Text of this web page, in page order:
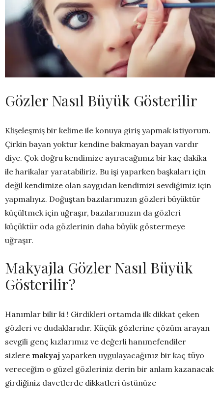
Gözler Nasıl Büyük Gösterilir
Klişeleşmiş bir kelime ile konuya giriş yapmak istiyorum.
Çirkin bayan yoktur kendine bakmayan bayan vardır
diye. Çok doğru kendimize ayıracağımız bir kaç dakika
ile harikalar yaratabiliriz. Bu işi yaparken başkaları için
değil kendimize olan saygıdan kendimizi sevdiğimiz için
yapmalıyız. Doğuştan bazılarımızın gözleri büyüktür
küçültmek için uğraşır, bazılarımızın da gözleri
küçüktür oda gözlerinin daha büyük göstermeye
uğraşır.
Makyajla Gözler Nasıl Büyük
Gösterilir?
Hanımlar bilir ki ! Girdikleri ortamda ilk dikkat çeken
gözleri ve dudaklarıdır. Küçük gözlerine çözüm arayan
sevgili genç kızlarımız ve değerli hanımefendiler
sizlere makyaj yaparken uygulayacağınız bir kaç tüyo
vereceğim o güzel gözleriniz derin bir anlam kazanacak
girdiğiniz davetlerde dikkatleri üstünüze